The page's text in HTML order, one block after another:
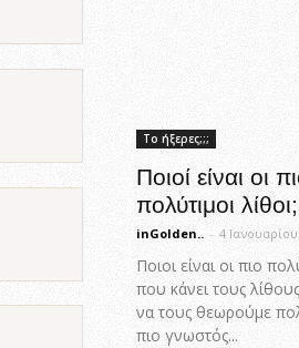
Το ήξερες;;;
Ποιοί είναι οι
πολύτιμοι λίθοι;
inGolden.. - 4
Ποιοι είναι οι πιο
που κάνει τους
να τους θεωρούμε
πιο γνωστός...